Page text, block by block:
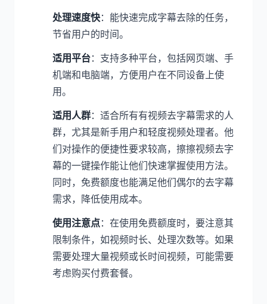
处理速度快：能快速完成字幕去除的任务，
节省用户的时间。
适用平台：支持多种平台，包括网页端、手
机端和电脑端，方便用户在不同设备上使
用。
适用人群：适合所有有视频去字幕需求的人
群，尤其是新手用户和轻度视频处理者。他
们对操作的便捷性要求较高，擦擦视频去字
幕的一键操作能让他们快速掌握使用方法。
同时，免费额度也能满足他们偶尔的去字幕
需求，降低使用成本。
使用注意点：在使用免费额度时，要注意其
限制条件，如视频时长、处理次数等。如果
需要处理大量视频或长时间视频，可能需要
考虑购买付费套餐。